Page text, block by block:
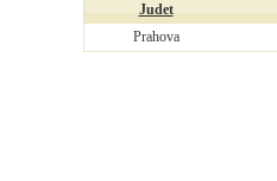
Judet
Prahova